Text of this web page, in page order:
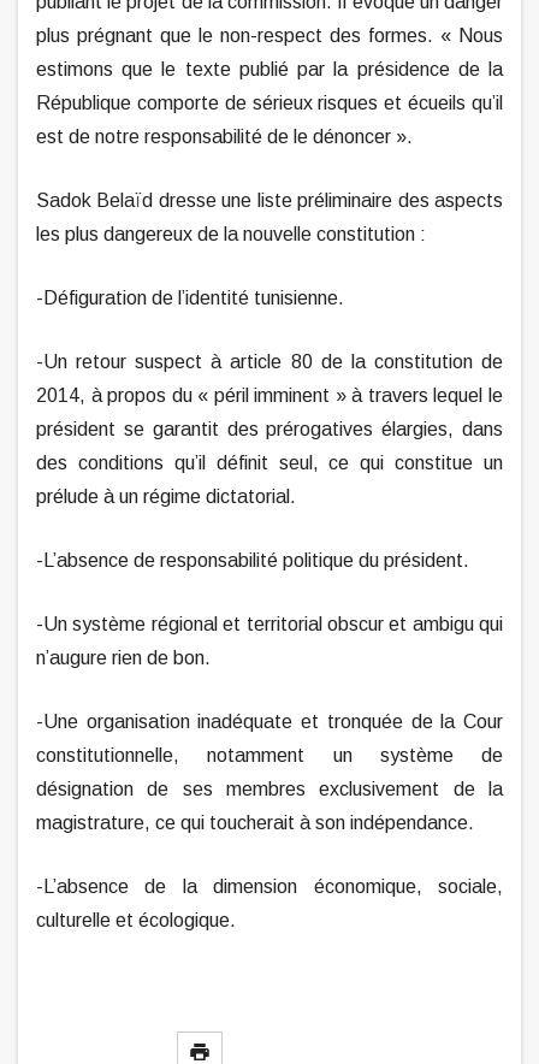
plus prégnant que le non-respect des formes. « Nous
estimons que le texte publié par la présidence de la
République comporte de sérieux risques et écueils qu’il
est de notre responsabilité de le dénoncer ».
Sadok Belaïd dresse une liste préliminaire des aspects
les plus dangereux de la nouvelle constitution :
-Défiguration de l’identité tunisienne.
-Un retour suspect à article 80 de la constitution de
2014, à propos du « péril imminent » à travers lequel le
président se garantit des prérogatives élargies, dans
des conditions qu’il définit seul, ce qui constitue un
prélude à un régime dictatorial.
-L’absence de responsabilité politique du président.
-Un système régional et territorial obscur et ambigu qui
n’augure rien de bon.
-Une organisation inadéquate et tronquée de la Cour
constitutionnelle, notamment un système de
désignation de ses membres exclusivement de la
magistrature, ce qui toucherait à son indépendance.
-L’absence de la dimension économique, sociale,
culturelle et écologique.